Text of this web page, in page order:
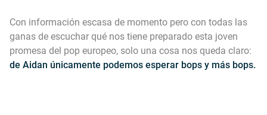
Con información escasa de momento pero con todas las
ganas de escuchar qué nos tiene preparado esta joven
promesa del pop europeo, solo una cosa nos queda claro:
de Aidan únicamente podemos esperar bops y más bops.